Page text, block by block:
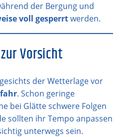
der Bergung und
voll gesperrtwerden.
Vorsicht
der Wetterlage vor
. Schon geringe
bei Glätte schwere Folgen
sollten ihr Tempo anpassen
unterwegs sein.